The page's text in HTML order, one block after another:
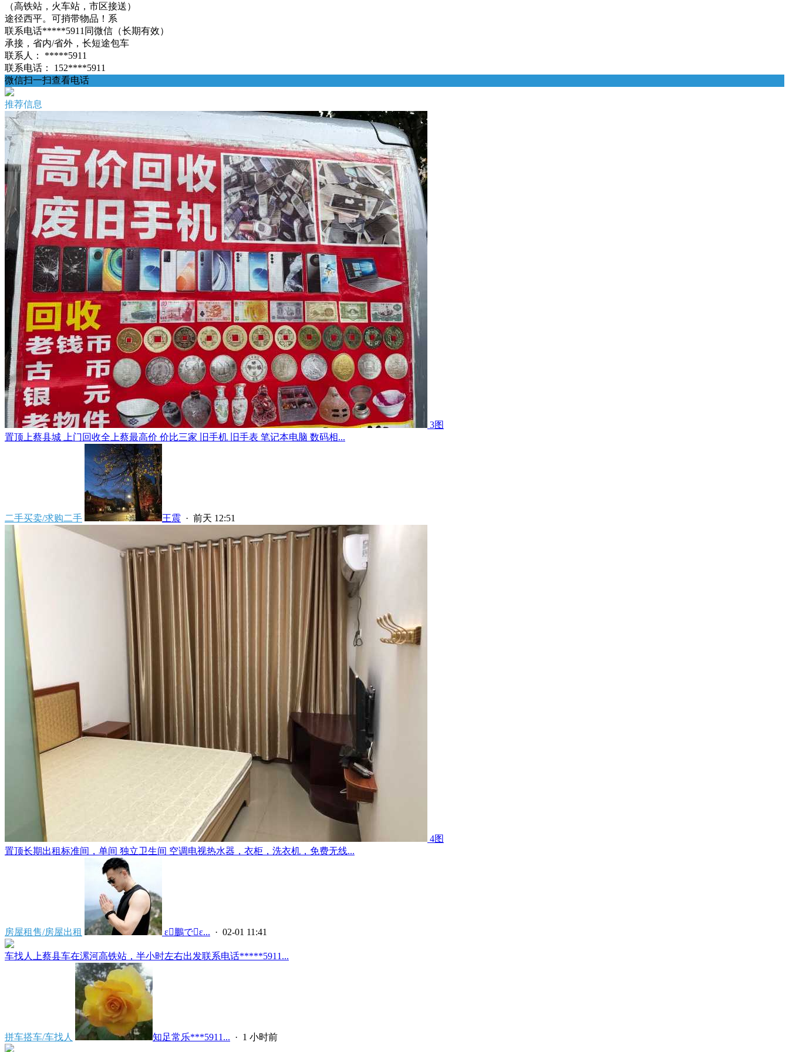
（高铁站，火车站，市区接送）
途径西平。可捎带物品！系
联系电话*****5911同微信（长期有效）
承接，省内/省外，长短途包车
联系人：
*****5911
联系电话：
152****5911
微信扫一扫查看电话
推荐信息
3图
置顶 上蔡县城 上门回收全上蔡最高价 价比三家 旧手机 旧手表 笔记本电脑 数码相...
二手买卖/求购二手 王震 · 前天 12:51
4图
置顶长期出租标准间，单间 独立卫生间 空调电视热水器，衣柜，洗衣机，免费无线...
房屋租售/房屋出租  ε鵬でε... · 02-01 11:41
车找人上蔡县车在漯河高铁站，半小时左右出发联系电话*****5911...
拼车搭车/车找人 知足常乐***5911... · 1 小时前